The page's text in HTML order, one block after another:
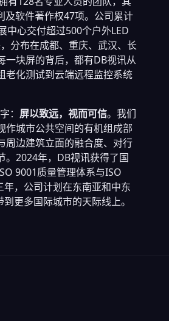
及软件著作权47项。公司累计
中心交付超过500个户外LED
分布在成都、重庆、武汉、长
一块屏的背后，都有DB视讯从
老化测试到云端远程监控系统
： 屏以致远，视而可信。我们
作城市公共空间的有机组成部
周边建筑立面的融合度、对行
。2024年，DB视讯获得了国
9001质量管理体系与ISO
，公司计划在东南亚和中东
更多国际城市的天际线上。